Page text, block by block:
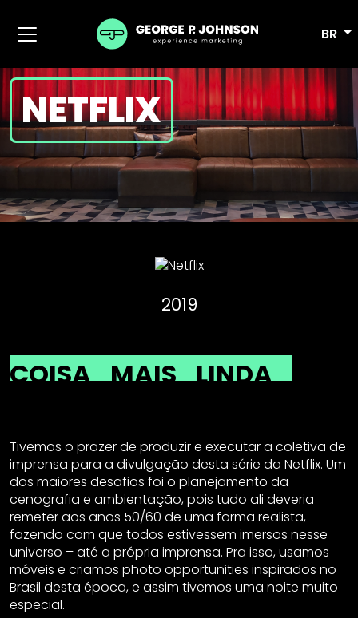
BR
NETFLIX
2019
COISA MAIS LINDA
Tivemos o prazer de produzir e executar a coletiva de
imprensa para a divulgação desta série da Netflix. Um
dos maiores desafios foi o planejamento da
cenografia e ambientação, pois tudo ali deveria
remeter aos anos 50/60 de uma forma realista,
fazendo com que todos estivessem imersos nesse
universo – até a própria imprensa. Pra isso, usamos
móveis e criamos photo opportunities inspirados no
Brasil desta época, e assim tivemos uma noite muito
especial.